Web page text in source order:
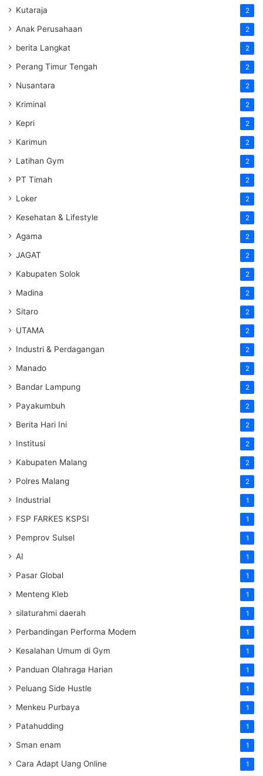
Kutaraja 2
Anak Perusahaan 2
berita Langkat 2
Perang Timur Tengah 2
Nusantara 2
Kriminal 2
Kepri 2
Karimun 2
Latihan Gym 2
PT Timah 2
Loker 2
Kesehatan & Lifestyle 2
Agama 2
JAGAT 2
Kabupaten Solok 2
Madina 2
Sitaro 2
UTAMA 2
Industri & Perdagangan 2
Manado 2
Bandar Lampung 2
Payakumbuh 2
Berita Hari Ini 2
Institusi 2
Kabupaten Malang 2
Polres Malang 2
Industrial 1
FSP FARKES KSPSI 1
Pemprov Sulsel 1
AI 1
Pasar Global 1
Menteng Kleb 1
silaturahmi daerah 1
Perbandingan Performa Modem 1
Kesalahan Umum di Gym 1
Panduan Olahraga Harian 1
Peluang Side Hustle 1
Menkeu Purbaya 1
Patahudding 1
Sman enam 1
Cara Adapt Uang Online 1